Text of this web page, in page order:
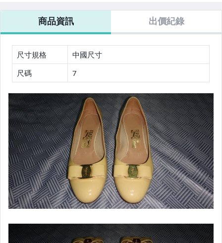
嬰幼兒與孕婦
居家、家具與園藝
玩具、模型與公仔
男性精品與服飾
偶像、球員卡與郵幣
手錶與飾品配件
女包精品與女鞋
家電與影音視聽
質無袖連身洋裝
38號~便宜起標
底價標多少賣多
少
多少
號短袖T恤~便宜
起標底價標多少
背包 側背包~便
宜起標無底價
多少賣多少
商品資訊 出價紀錄
尺寸規格
中國尺寸
尺碼
7